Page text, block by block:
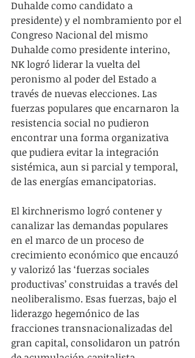
Duhalde como candidato a
presidente) y el nombramiento por el
Congreso Nacional del mismo
Duhalde como presidente interino,
NK logró liderar la vuelta del
peronismo al poder del Estado a
través de nuevas elecciones. Las
fuerzas populares que encarnaron la
resistencia social no pudieron
encontrar una forma organizativa
que pudiera evitar la integración
sistémica, aun si parcial y temporal,
de las energías emancipatorias.
El kirchnerismo logró contener y
canalizar las demandas populares
en el marco de un proceso de
crecimiento económico que encauzó
y valorizó las ‘fuerzas sociales
productivas’ construidas a través del
neoliberalismo. Esas fuerzas, bajo el
liderazgo hegemónico de las
fracciones transnacionalizadas del
gran capital, consolidaron un patrón